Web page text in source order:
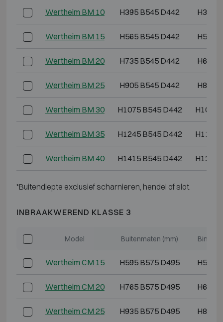
Wertheim BM 10 H395 B545 D442 H345
Wertheim BM 15 H565 B545 D442 H515
Wertheim BM 20 H735 B545 D442 H685
Wertheim BM 25 H905 B545 D442 H855
Wertheim BM 30 H1075 B545 D442 H1025
Wertheim BM 35 H1245 B545 D442 H1195
Wertheim BM 40 H1415 B545 D442 H1365
*Buitendiepte exclusief scharnieren, hendel of slot.
INBRAAKWEREND KLASSE 3
Model Buitenmaten (mm)
Wertheim CM 15 H595 B575 D495 H515
Wertheim CM 20 H765 B575 D495 H685
Wertheim CM 25 H935 B575 D495 H855